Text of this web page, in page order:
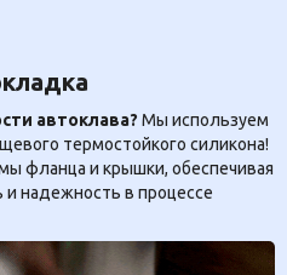
автоклава? Мы используем
термостойкого силикона!
фланца и крышки, обеспечивая
надежность в процессе